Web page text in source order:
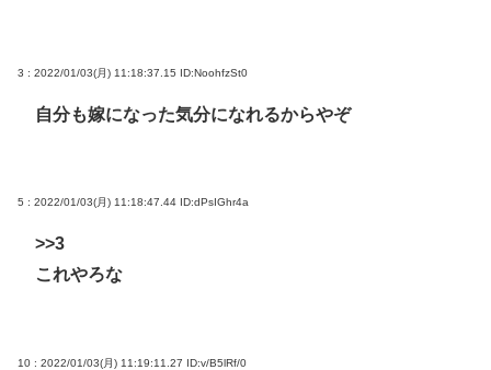
3 : 2022/01/03(月) 11:18:37.15 ID:NoohfzSt0
自分も嫁になった気分になれるからやぞ
5 : 2022/01/03(月) 11:18:47.44 ID:dPsIGhr4a
>>3
これやろな
10 : 2022/01/03(月) 11:19:11.27 ID:v/B5lRf/0